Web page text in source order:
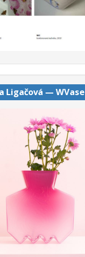
Liga­čo­vá — WVa­se